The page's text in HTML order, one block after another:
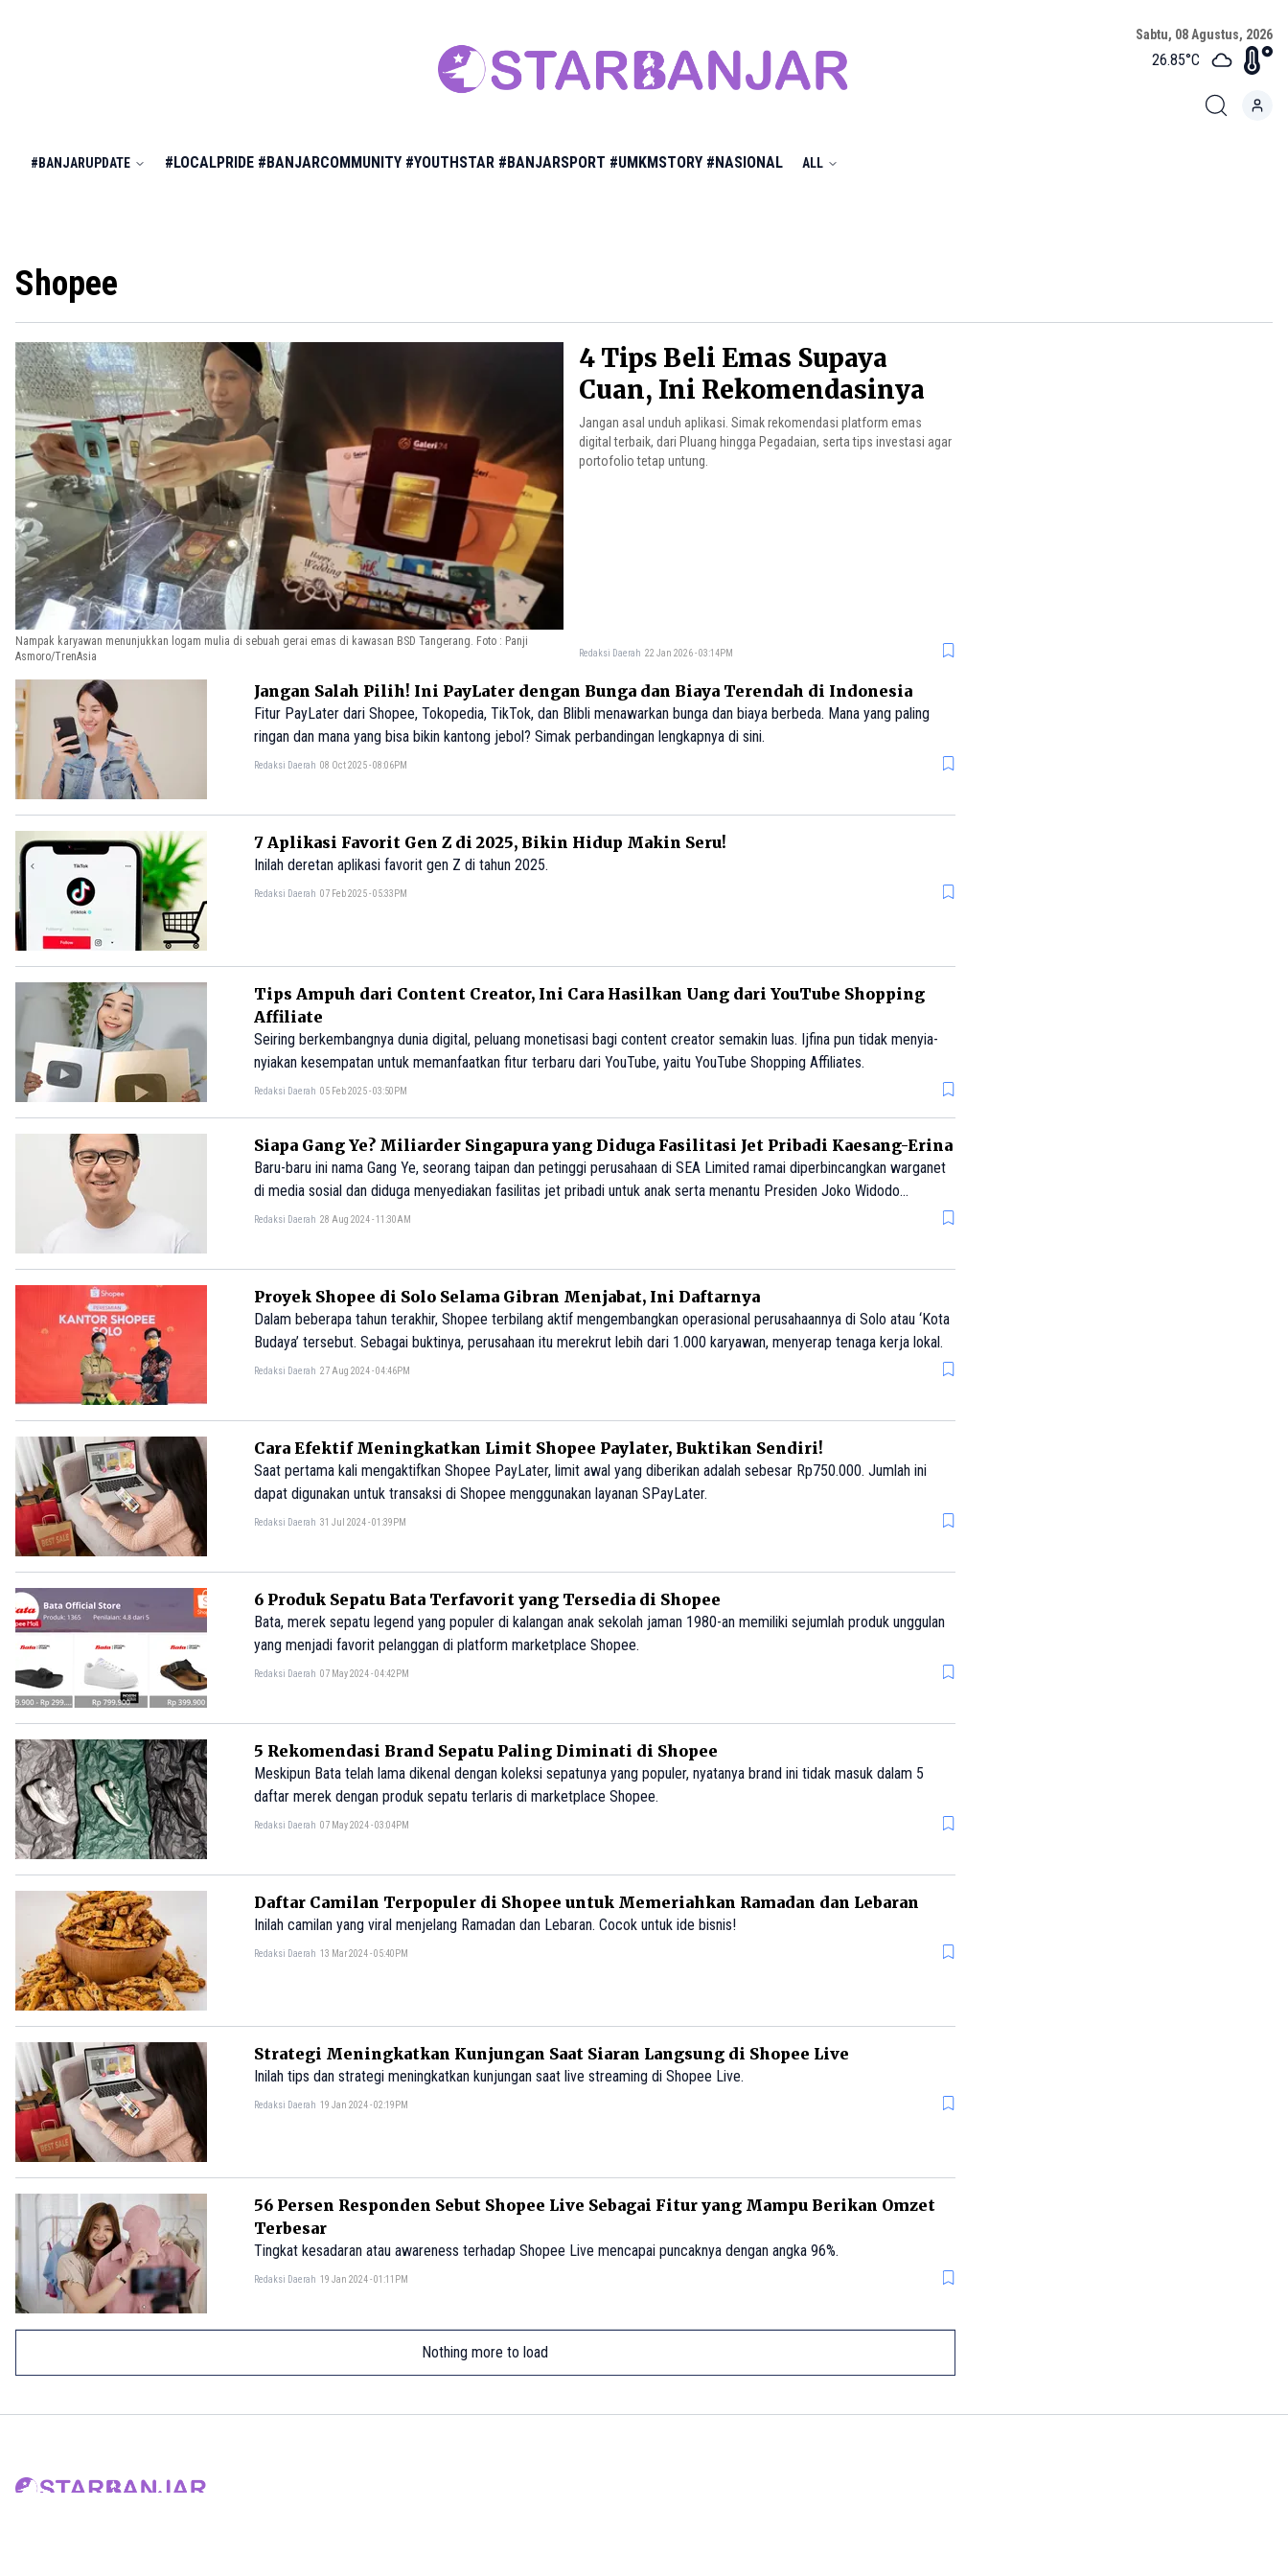
Sabtu, 08 Agustus, 2026
26.85°C
#BANJARUPDATE #LOCALPRIDE #BANJARCOMMUNITY #YOUTHSTAR #BANJARSPORT #UMKMSTORY #NASIONAL ALL
Shopee
4 Tips Beli Emas Supaya
Cuan, Ini Rekomendasinya
Jangan asal unduh aplikasi. Simak rekomendasi platform emas
digital terbaik, dari Pluang hingga Pegadaian, serta tips investasi agar
portofolio tetap untung.
Redaksi Daerah 22 Jan 2026 - 03:14PM
Nampak karyawan menunjukkan logam mulia di sebuah gerai emas di kawasan BSD Tangerang. Foto : Panji
Asmoro/TrenAsia
Jangan Salah Pilih! Ini PayLater dengan Bunga dan Biaya Terendah di Indonesia
Fitur PayLater dari Shopee, Tokopedia, TikTok, dan Blibli menawarkan bunga dan biaya berbeda. Mana yang paling
ringan dan mana yang bisa bikin kantong jebol? Simak perbandingan lengkapnya di sini.
Redaksi Daerah 08 Oct 2025 - 08:06PM
7 Aplikasi Favorit Gen Z di 2025, Bikin Hidup Makin Seru!
Inilah deretan aplikasi favorit gen Z di tahun 2025.
Redaksi Daerah 07 Feb 2025 - 05:33PM
Tips Ampuh dari Content Creator, Ini Cara Hasilkan Uang dari YouTube Shopping
Affiliate
Seiring berkembangnya dunia digital, peluang monetisasi bagi content creator semakin luas. Ijfina pun tidak menyia-
nyiakan kesempatan untuk memanfaatkan fitur terbaru dari YouTube, yaitu YouTube Shopping Affiliates.
Redaksi Daerah 05 Feb 2025 - 03:50PM
Siapa Gang Ye? Miliarder Singapura yang Diduga Fasilitasi Jet Pribadi Kaesang-Erina
Baru-baru ini nama Gang Ye, seorang taipan dan petinggi perusahaan di SEA Limited ramai diperbincangkan warganet
di media sosial dan diduga menyediakan fasilitas jet pribadi untuk anak serta menantu Presiden Joko Widodo
(Jokowi), Kaesang Pangarep dan Erina Gudono.
Redaksi Daerah 28 Aug 2024 - 11:30AM
Proyek Shopee di Solo Selama Gibran Menjabat, Ini Daftarnya
Dalam beberapa tahun terakhir, Shopee terbilang aktif mengembangkan operasional perusahaannya di Solo atau ‘Kota
Budaya’ tersebut. Sebagai buktinya, perusahaan itu merekrut lebih dari 1.000 karyawan, menyerap tenaga kerja lokal.
Redaksi Daerah 27 Aug 2024 - 04:46PM
Cara Efektif Meningkatkan Limit Shopee Paylater, Buktikan Sendiri!
Saat pertama kali mengaktifkan Shopee PayLater, limit awal yang diberikan adalah sebesar Rp750.000. Jumlah ini
dapat digunakan untuk transaksi di Shopee menggunakan layanan SPayLater.
Redaksi Daerah 31 Jul 2024 - 01:39PM
6 Produk Sepatu Bata Terfavorit yang Tersedia di Shopee
Bata, merek sepatu legend yang populer di kalangan anak sekolah jaman 1980-an memiliki sejumlah produk unggulan
yang menjadi favorit pelanggan di platform marketplace Shopee.
Redaksi Daerah 07 May 2024 - 04:42PM
5 Rekomendasi Brand Sepatu Paling Diminati di Shopee
Meskipun Bata telah lama dikenal dengan koleksi sepatunya yang populer, nyatanya brand ini tidak masuk dalam 5
daftar merek dengan produk sepatu terlaris di marketplace Shopee.
Redaksi Daerah 07 May 2024 - 03:04PM
Daftar Camilan Terpopuler di Shopee untuk Memeriahkan Ramadan dan Lebaran
Inilah camilan yang viral menjelang Ramadan dan Lebaran. Cocok untuk ide bisnis!
Redaksi Daerah 13 Mar 2024 - 05:40PM
Strategi Meningkatkan Kunjungan Saat Siaran Langsung di Shopee Live
Inilah tips dan strategi meningkatkan kunjungan saat live streaming di Shopee Live.
Redaksi Daerah 19 Jan 2024 - 02:19PM
56 Persen Responden Sebut Shopee Live Sebagai Fitur yang Mampu Berikan Omzet
Terbesar
Tingkat kesadaran atau awareness terhadap Shopee Live mencapai puncaknya dengan angka 96%.
Redaksi Daerah 19 Jan 2024 - 01:11PM
Nothing more to load